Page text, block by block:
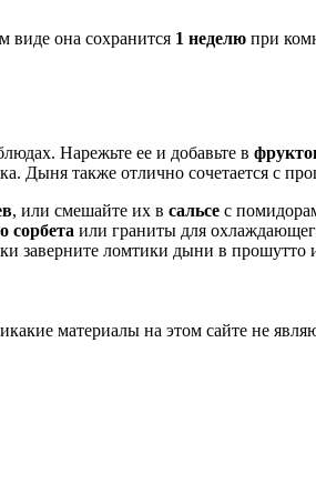
виде она сохранится 1 неделю при
Нарежьте ее и добавьте в
Дыня также отлично сочетается с
, или смешайте их в сальсе с
сорбета или граниты для
заверните ломтики дыни в прошутто
материалы на этом сайте не